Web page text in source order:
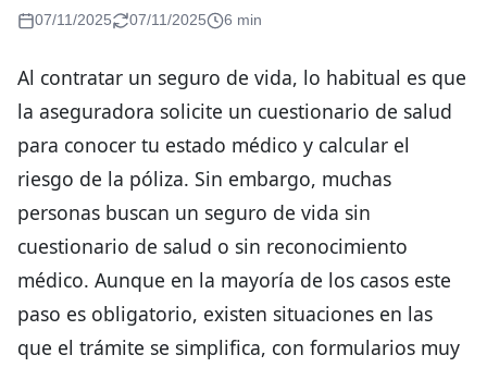
07/11/2025 07/11/2025 6 min
Al contratar un seguro de vida, lo habitual es que
la aseguradora solicite un cuestionario de salud
para conocer tu estado médico y calcular el
riesgo de la póliza. Sin embargo, muchas
personas buscan un seguro de vida sin
cuestionario de salud o sin reconocimiento
médico. Aunque en la mayoría de los casos este
paso es obligatorio, existen situaciones en las
que el trámite se simplifica, con formularios muy